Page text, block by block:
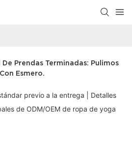
Prendas Terminadas: Pulimos
Esmero.
previo a la entrega | Detalles
de ODM/OEM de ropa de yoga